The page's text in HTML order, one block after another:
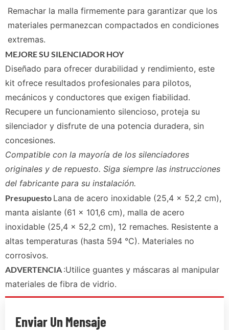
Remachar la malla firmemente para garantizar que los
materiales permanezcan compactados en condiciones
extremas.
MEJORE SU SILENCIADOR HOY
Diseñado para ofrecer durabilidad y rendimiento, este
kit ofrece resultados profesionales para pilotos,
mecánicos y conductores que exigen fiabilidad.
Recupere un funcionamiento silencioso, proteja su
silenciador y disfrute de una potencia duradera, sin
concesiones.
Compatible con la mayoría de los silenciadores
originales y de repuesto. Siga siempre las instrucciones
del fabricante para su instalación.
Presupuesto Lana de acero inoxidable (25,4 x 52,2 cm),
manta aislante (61 x 101,6 cm), malla de acero
inoxidable (25,4 x 52,2 cm), 12 remaches. Resistente a
altas temperaturas (hasta 594 °C). Materiales no
corrosivos.
ADVERTENCIA :Utilice guantes y máscaras al manipular
materiales de fibra de vidrio.
Enviar Un Mensaje